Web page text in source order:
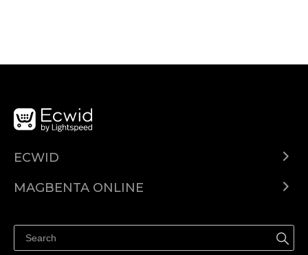
ECWID
Help center
MAGBENTA ONLINE
Ibenta sa Facebook